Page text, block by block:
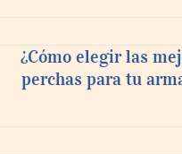
¿Cómo elegir las
perchas para tu